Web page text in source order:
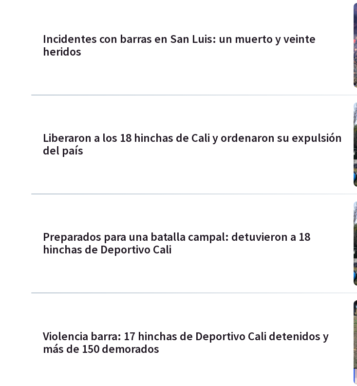
Incidentes con barras en San Luis: un muerto y veinte
heridos
Liberaron a los 18 hinchas de Cali y ordenaron su expulsión
del país
Preparados para una batalla campal: detuvieron a 18
hinchas de Deportivo Cali
Violencia barra: 17 hinchas de Deportivo Cali detenidos y
más de 150 demorados